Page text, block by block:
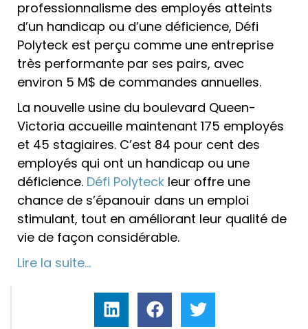
professionnalisme des employés atteints
d’un handicap ou d’une déficience, Défi
Polyteck est perçu comme une entreprise
très performante par ses pairs, avec
environ 5 M$ de commandes annuelles.
La nouvelle usine du boulevard Queen-
Victoria accueille maintenant 175 employés
et 45 stagiaires. C’est 84 pour cent des
employés qui ont un handicap ou une
déficience. Défi Polyteck leur offre une
chance de s’épanouir dans un emploi
stimulant, tout en améliorant leur qualité de
vie de façon considérable.
Lire la suite…